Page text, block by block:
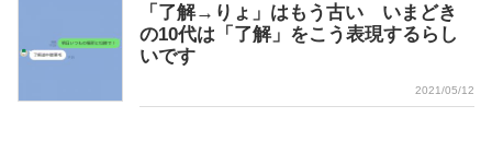
「了解→りょ」はもう古い いまどき
の10代は「了解」をこう表現するらし
いです
2021/05/12